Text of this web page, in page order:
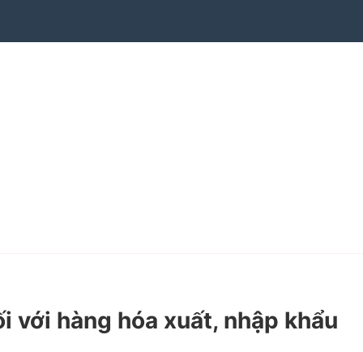
với hàng hóa xuất, nhập khẩu